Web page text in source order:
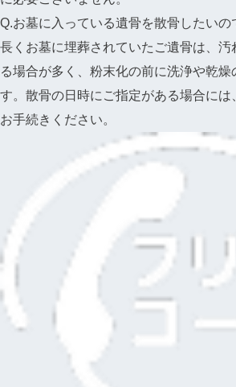
Q.お墓に入っている遺骨を散骨したい
長くお墓に埋葬されていたご遺骨は、汚
る場合が多く、粉末化の前に洗浄や乾燥
す。散骨の日時にご指定がある場合には
お手続きください。